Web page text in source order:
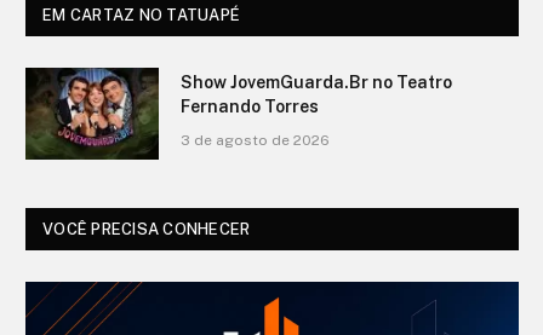
EM CARTAZ NO TATUAPÉ
O Show de Ítalo no Teatro Fernando
Torres
3 de agosto de 2026
VOCÊ PRECISA CONHECER